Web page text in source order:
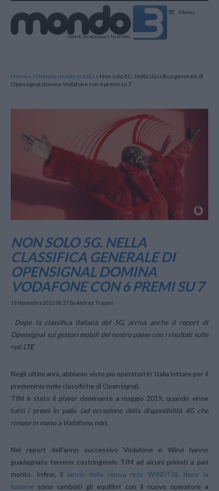
Menu
Home »Telefonia mobile in Italia » Non solo 5G. Nella classifica generale di
Opensignal domina Vodafone con 6 premi su 7
NON SOLO 5G. NELLA
CLASSIFICA GENERALE DI
OPENSIGNAL DOMINA
VODAFONE CON 6 PREMI SU 7
19 Novembre 2021 08:57 by Andrea Trapani
Dopo la classifica italiana del 5G, arriva anche il report di
Opensignal sui gestori mobili del nostro paese con i risultati sulle
reti LTE
Negli ultimi anni, abbiamo visto più operatori in Italia lottare per il
predominio nelle classifiche di Opensignal.
TIM è stato il player dominante a maggio 2019, quando vinse
tutti i premi in palio (ad eccezione della disponibilità 4G che
rimase in mano a Vodafone, ndr).
Nel report dell’anno successivo Vodafone e Wind hanno
guadagnato terreno costringendo TIM ad alcuni primati a pari
merito. Infine, il lancio della nuova rete WINDTRE dopo la
fusione sono cambiati gli equilibri con il nuovo operatore a